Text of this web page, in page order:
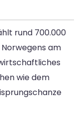
rund 700.000
am
wie dem